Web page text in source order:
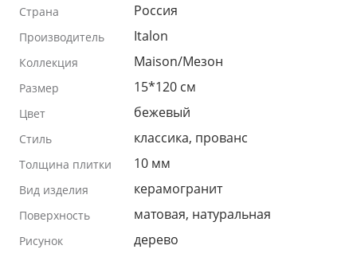
Страна Россия
Производитель Italon
Коллекция Maison/Мезон
Размер 15*120 см
Цвет бежевый
Стиль классика, прованс
Толщина плитки 10 мм
Вид изделия керамогранит
Поверхность матовая, натуральная
Рисунок дерево